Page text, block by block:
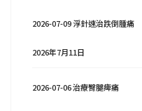
2026-07-09 浮針速治跌倒腫痛
2026年7月11日
2026-07-06 治療臀腿痺痛